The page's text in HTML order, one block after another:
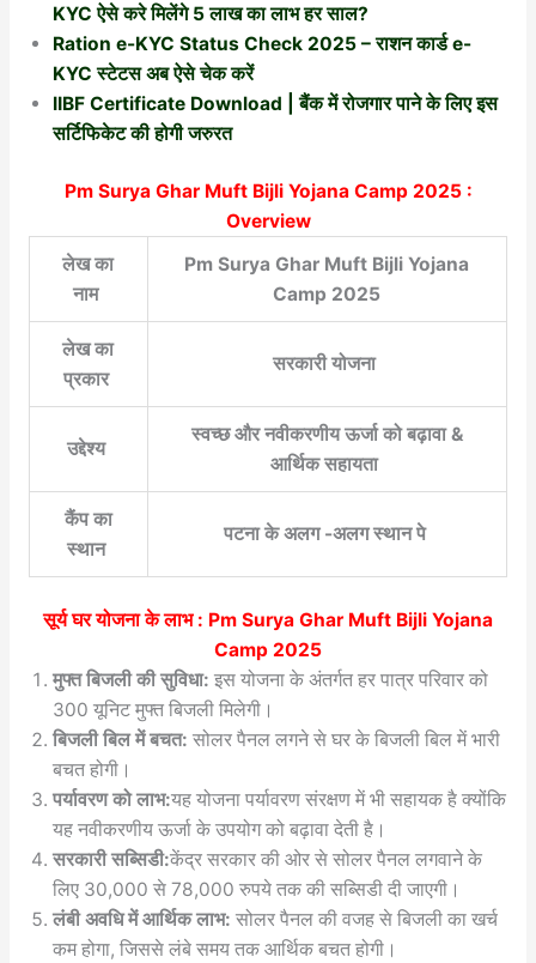
KYC ऐसे करे मिलेंगे 5 लाख का लाभ हर साल?
Ration e-KYC Status Check 2025 – राशन कार्ड e-
KYC स्टेटस अब ऐसे चेक करें
IIBF Certificate Download | बैंक में रोजगार पाने के लिए इस
सर्टिफिकेट की होगी जरुरत
Pm Surya Ghar Muft Bijli Yojana Camp 2025 :
Overview
लेख का
नाम
Pm Surya Ghar Muft Bijli Yojana
Camp 2025
लेख का
प्रकार
सरकारी योजना
उद्देश्य
स्वच्छ और नवीकरणीय ऊर्जा को बढ़ावा &
आर्थिक सहायता
कैंप का
स्थान
पटना के अलग -अलग स्थान पे
सूर्य घर योजना के लाभ : Pm Surya Ghar Muft Bijli Yojana
Camp 2025
मुफ्त बिजली की सुविधा: इस योजना के अंतर्गत हर पात्र परिवार को
300 यूनिट मुफ्त बिजली मिलेगी।
बिजली बिल में बचत: सोलर पैनल लगने से घर के बिजली बिल में भारी
बचत होगी।
पर्यावरण को लाभ:यह योजना पर्यावरण संरक्षण में भी सहायक है क्योंकि
यह नवीकरणीय ऊर्जा के उपयोग को बढ़ावा देती है।
सरकारी सब्सिडी:केंद्र सरकार की ओर से सोलर पैनल लगवाने के
लिए 30,000 से 78,000 रुपये तक की सब्सिडी दी जाएगी।
लंबी अवधि में आर्थिक लाभ: सोलर पैनल की वजह से बिजली का खर्च
कम होगा, जिससे लंबे समय तक आर्थिक बचत होगी।